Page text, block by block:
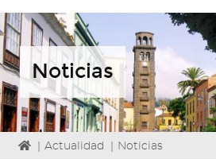
Noticias
IconoActualidad Noticias